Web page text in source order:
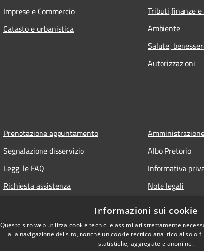
Imprese e Commercio
Catasto e urbanistica
Tributi,finanze
Ambiente
Salute,
Autorizzazioni
Prenotazione appuntamento
Segnalazione disservizio
Leggi le FAQ
Richiesta assistenza
Albo Pretorio
Informativa
Note legali
Informazioni sui cookie
Questo sito web utilizza cookie tecnici e assimilati strettamente
alla navigazione del sito, nonché un cookie tecnico analitico al solo
statistiche, aggregate e anonime.